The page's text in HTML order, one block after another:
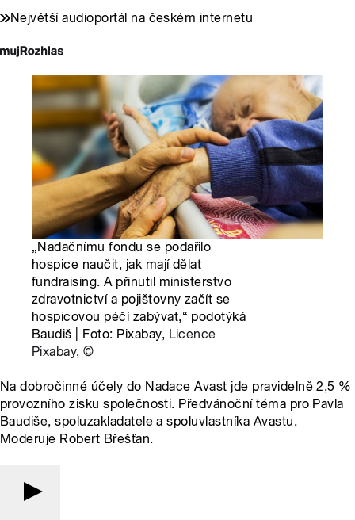
Největší audioportál na českém internetu
„Nadačnímu fondu se podařilo
hospice naučit, jak mají dělat
fundraising. A přinutil ministerstvo
zdravotnictví a pojištovny začít se
hospicovou péčí zabývat,“ podotýká
Baudiš | Foto: Pixabay, Licence
Pixabay,©
Na dobročinné účely do Nadace Avast jde pravidelně 2,5 %
provozního zisku společnosti. Předvánoční téma pro Pavla
Baudiše, spoluzakladatele a spoluvlastníka Avastu.
Moderuje Robert Břešťan.